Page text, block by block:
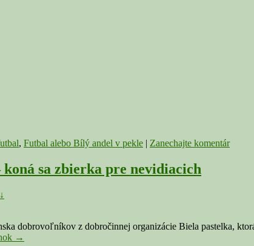
, Futbal alebo Bílý andel v pekle | Zanechajte komentár
sa zbierka pre nevidiacich
dobrovoľníkov z dobročinnej organizácie Biela pastelka,
18.
→